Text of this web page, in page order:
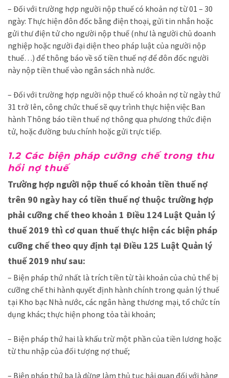
– Đối với trường hợp người nộp thuế có khoản nợ từ 01 – 30
ngày: Thực hiện đôn đốc bằng điện thoại, gửi tin nhắn hoặc
gửi thư điện tử cho người nộp thuế (như là người chủ doanh
nghiệp hoặc người đại diện theo pháp luật của người nộp
thuế…) để thông báo về số tiền thuế nợ để đôn đốc người
này nộp tiền thuế vào ngân sách nhà nước.
– Đối với trường hợp người nộp thuế có khoản nợ từ ngày thứ
31 trở lên, công chức thuế sẽ quy trình thực hiện việc Ban
hành Thông báo tiền thuế nợ thông qua phương thức điện
tử, hoặc đường bưu chính hoặc gửi trực tiếp.
1.2 Các biện pháp cưỡng chế trong thu
hồi nợ thuế
Trường hợp người nộp thuế có khoản tiền thuế nợ
trên 90 ngày hay có tiền thuế nợ thuộc trường hợp
phải cưỡng chế theo khoản 1 Điều 124 Luật Quản lý
thuế 2019 thì cơ quan thuế thực hiện các biện pháp
cưỡng chế theo quy định tại Điều 125 Luật Quản lý
thuế 2019 như sau:
– Biện pháp thứ nhất là trích tiền từ tài khoản của chủ thể bị
cưỡng chế thi hành quyết định hành chính trong quản lý thuế
tại Kho bạc Nhà nước, các ngân hàng thương mại, tổ chức tín
dụng khác; thực hiện phong tỏa tài khoản;
– Biện pháp thứ hai là khấu trừ một phần của tiền lương hoặc
từ thu nhập của đối tượng nợ thuế;
– Biện pháp thứ ba là dừng làm thủ tục hải quan đối với hàng